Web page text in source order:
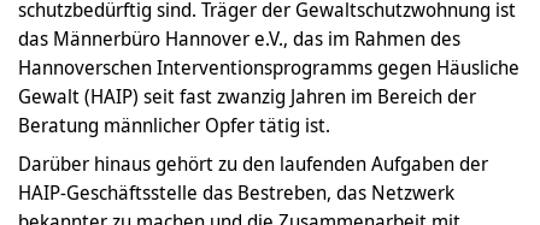
schutzbedürftig sind. Träger der Gewaltschutzwohnung ist
das Männerbüro Hannover e.V., das im Rahmen des
Hannoverschen Interventionsprogramms gegen Häusliche
Gewalt (HAIP) seit fast zwanzig Jahren im Bereich der
Beratung männlicher Opfer tätig ist.
Darüber hinaus gehört zu den laufenden Aufgaben der
HAIP-Geschäftsstelle das Bestreben, das Netzwerk